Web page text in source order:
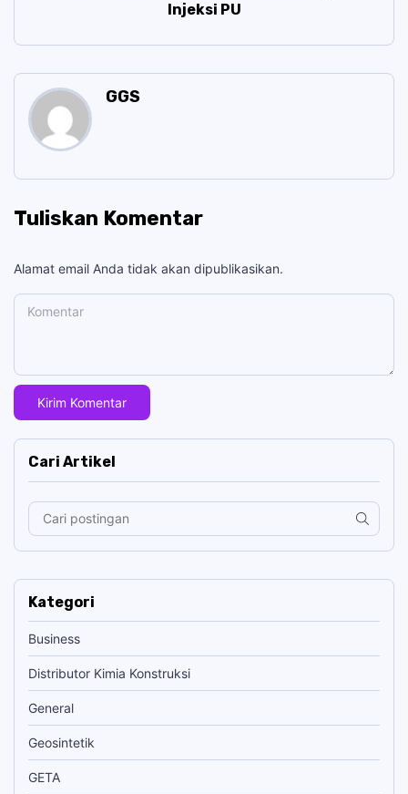
Injeksi PU
GGS
Tuliskan Komentar
Alamat email Anda tidak akan dipublikasikan.
Komentar
Cari Artikel
Kategori
Business
Distributor Kimia Konstruksi
General
Geosintetik
GETA